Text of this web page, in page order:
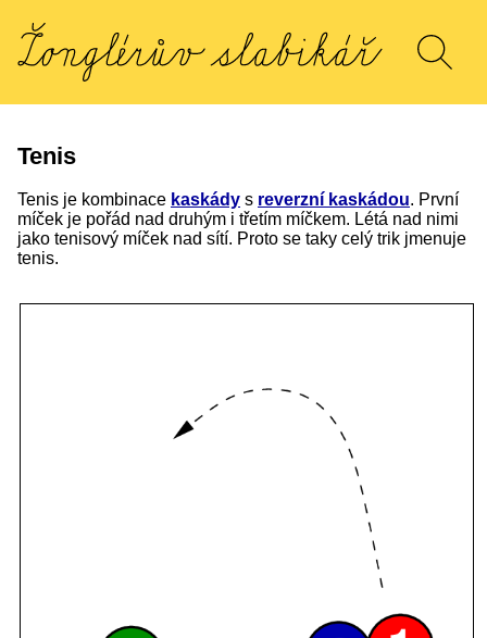
Tenis
Tenis je kombinace kaskády s reverzní kaskádou. První
míček je pořád nad druhým i třetím míčkem. Létá nad nimi
jako tenisový míček nad sítí. Proto se taky celý trik jmenuje
tenis.